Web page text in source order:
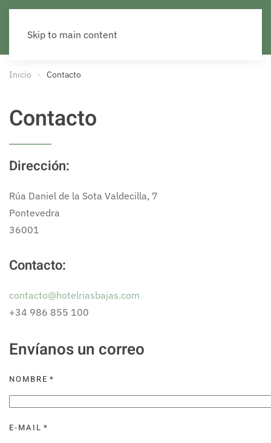
Skip to main content
Inicio Contacto
Contacto
Dirección:
Rúa Daniel de la Sota Valdecilla, 7
Pontevedra
36001
Contacto:
contacto@hotelriasbajas.com
+34 986 855 100
Envíanos un correo
NOMBRE *
E-MAIL *